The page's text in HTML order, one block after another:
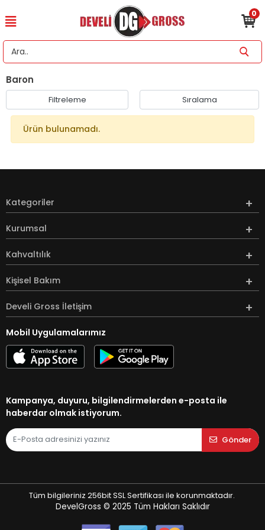
0
Baron
Filtreleme Sıralama
Ürün bulunamadı.
Kategoriler
Kurumsal
Kahvaltılık
Kişisel Bakım
Develi Gross İletişim
Mobil Uygulamalarımız
Kampanya, duyuru, bilgilendirmelerden e-posta ile
haberdar olmak istiyorum.
Gönder
Tüm bilgileriniz 256bit SSL Sertifikası ile korunmaktadır.
DevelGross © 2025 Tüm Hakları Saklıdır